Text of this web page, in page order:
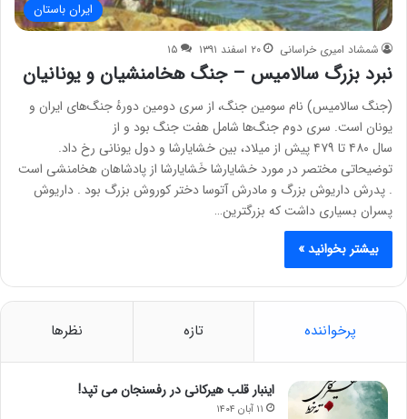
ایران باستان
شمشاد امیری خراسانی ۲۰ اسفند ۱۳۹۱ ۱۵
نبرد بزرگ سالامیس – جنگ هخامنشیان و یونانیان
(جنگ سالامیس) نام سومین جنگ، از سری دومین دورهٔ جنگ‌های ایران و
یونان است. سری دوم جنگ‌ها شامل هفت جنگ بود و از
سال ۴۸۰ تا ۴۷۹ پیش از میلاد، بین خشایارشا و دول یونانی رخ داد.
توضیحاتی مختصر در مورد خشایارشا خَشایارشا از پادشاهان هخامنشی است
. پدرش داریوش بزرگ و مادرش آتوسا دختر کوروش بزرگ بود . داریوش
پسران بسیاری داشت که بزرگترین…
بیشتر بخوانید »
پرخواننده تازه نظرها
اینبار قلب هیرکانی در رفسنجان می تپد!
۱۱ آبان ۱۴۰۴